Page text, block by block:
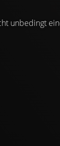
unbedingt